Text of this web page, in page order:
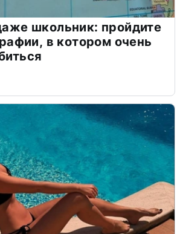
школьник: пройдите
в котором очень